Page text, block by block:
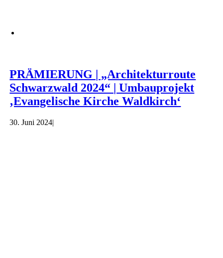
PRÄMIERUNG | „Architekturroute
Schwarzwald 2024“ | Umbauprojekt
‚Evangelische Kirche Waldkirch‘
30. Juni 2024|